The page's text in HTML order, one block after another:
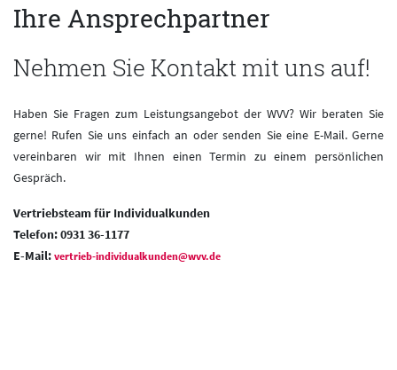
Ihre Ansprechpartner
Nehmen Sie Kontakt mit uns auf!
Haben Sie Fragen zum Leistungsangebot der WVV? Wir beraten Sie
gerne! Rufen Sie uns einfach an oder senden Sie eine E-Mail. Gerne
vereinbaren wir mit Ihnen einen Termin zu einem persönlichen
Gespräch.
Vertriebsteam für Individualkunden
Telefon: 0931 36-1177
E-Mail: vertrieb-individualkunden@wvv.de